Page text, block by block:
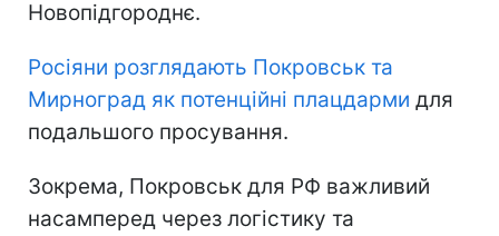
Новопідгороднє.
Росіяни розглядають Покровськ та
Мирноград як потенційні плацдарми для
подальшого просування.
Зокрема, Покровськ для РФ важливий
насамперед через логістику та